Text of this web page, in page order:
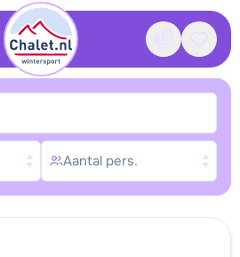
Contact
Aantal pers.